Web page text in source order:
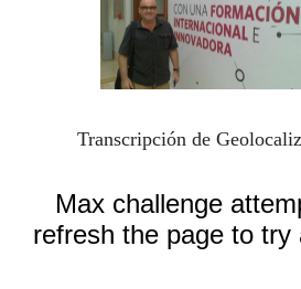
Transcripción de